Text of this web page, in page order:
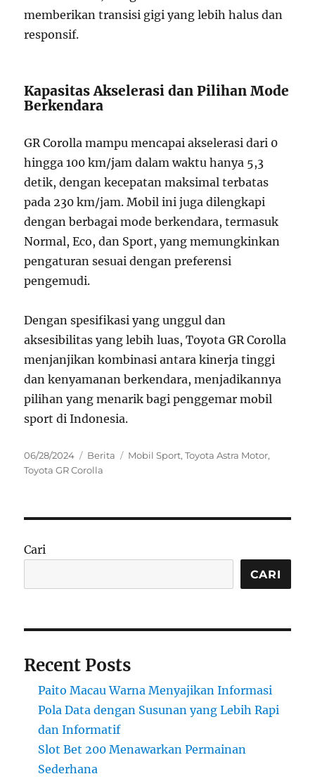
memberikan transisi gigi yang lebih halus dan
responsif.
Kapasitas Akselerasi dan Pilihan Mode
Berkendara
GR Corolla mampu mencapai akselerasi dari 0
hingga 100 km/jam dalam waktu hanya 5,3
detik, dengan kecepatan maksimal terbatas
pada 230 km/jam. Mobil ini juga dilengkapi
dengan berbagai mode berkendara, termasuk
Normal, Eco, dan Sport, yang memungkinkan
pengaturan sesuai dengan preferensi
pengemudi.
Dengan spesifikasi yang unggul dan
aksesibilitas yang lebih luas, Toyota GR Corolla
menjanjikan kombinasi antara kinerja tinggi
dan kenyamanan berkendara, menjadikannya
pilihan yang menarik bagi penggemar mobil
sport di Indonesia.
Posted
on
06/28/2024 Categories
Berita Tags
Mobil Sport,Toyota Astra Motor,
Toyota GR Corolla
Cari
CARI
Recent Posts
Paito Macau Warna Menyajikan Informasi
Pola Data dengan Susunan yang Lebih Rapi
dan Informatif
Slot Bet 200 Menawarkan Permainan
Sederhana